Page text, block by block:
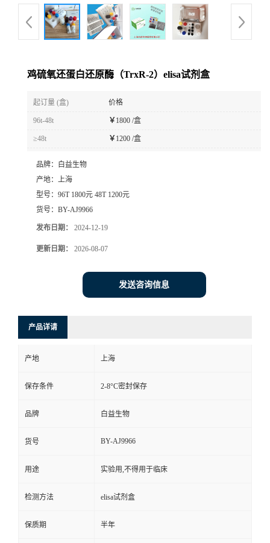
鸡硫氧还蛋白还原酶（TrxR-2）elisa试剂盒
起订量 (盒) 价格
96t-48t ￥ 1800 /盒
≥48t ￥ 1200 /盒
品牌：
白益生物
产地： 上海
型号： 96T 1800元 48T 1200元
货号： BY-AJ9966
发布日期： 2024-12-19
更新日期： 2026-08-07
发送咨询信息
产品详请
产地 上海
保存条件 2-8°C密封保存
品牌 白益生物
货号 BY-AJ9966
用途 实验用,不得用于临床
检测方法 elisa试剂盒
保质期 半年